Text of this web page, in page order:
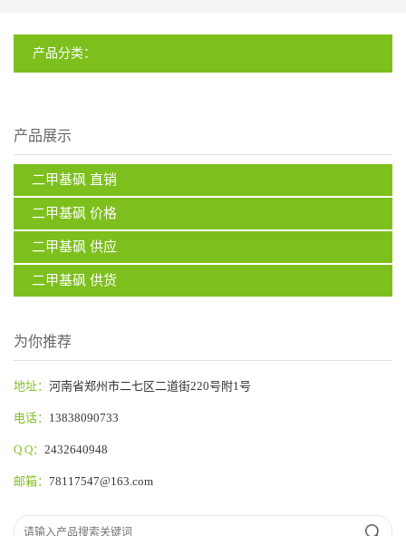
产品分类：
产品展示
二甲基砜 直销
二甲基砜 价格
二甲基砜 供应
二甲基砜 供货
为你推荐
地址： 河南省郑州市二七区二道街220号附1号
电话： 13838090733
Q Q： 2432640948
邮箱： 78117547@163.com